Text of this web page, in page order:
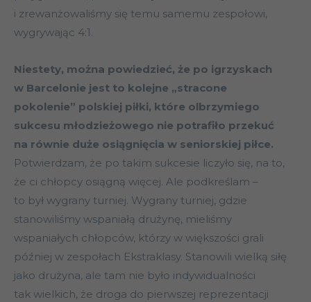
i zrewanżowaliśmy się temu samemu zespołowi,
wygrywając 4:1.
Niestety, można powiedzieć, że po igrzyskach
w Barcelonie jest to kolejne „stracone
pokolenie” polskiej piłki, które olbrzymiego
sukcesu młodzieżowego nie potrafiło przekuć
na równie duże osiągnięcia w seniorskiej piłce.
Potwierdzam, że po takim sukcesie liczyło się, na to,
że ci chłopcy osiągną więcej. Ale podkreślam –
to był wygrany turniej. Wygrany turniej, gdzie
stanowiliśmy wspaniałą drużynę, mieliśmy
wspaniałych chłopców, którzy w większości grali
później w zespołach Ekstraklasy. Stanowili wielką siłę
jako drużyna, ale tam nie było indywidualności
tak wielkich, że droga do pierwszej reprezentacji